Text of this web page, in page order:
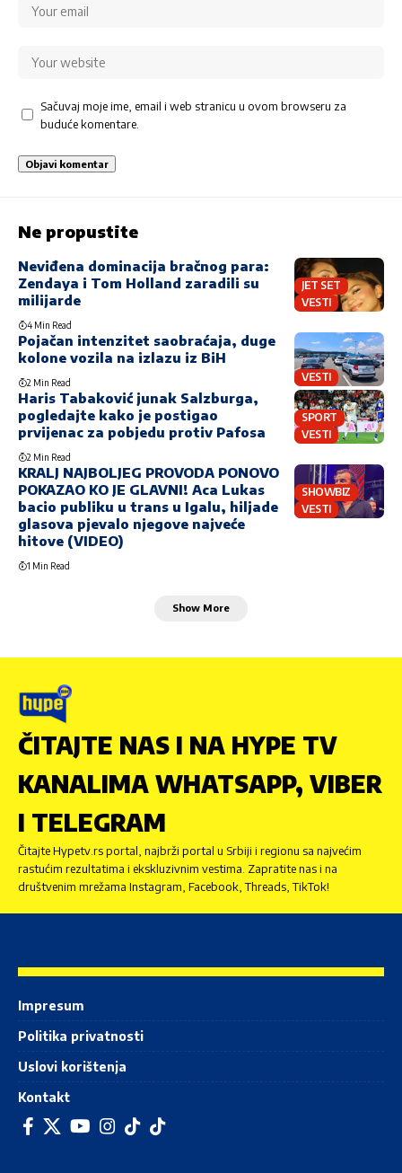
Sačuvaj moje ime, email i web stranicu u ovom browseru za
buduće komentare.
Ne propustite
JET SET
VESTI
Neviđena dominacija bračnog para:
Zendaya i Tom Holland zaradili su
milijarde
4 Min Read
VESTI
Pojačan intenzitet saobraćaja, duge
kolone vozila na izlazu iz BiH
2 Min Read
SPORT
VESTI
Haris Tabaković junak Salzburga,
pogledajte kako je postigao
prvijenac za pobjedu protiv Pafosa
2 Min Read
SHOWBIZ
VESTI
KRALJ NAJBOLJEG PROVODA PONOVO
POKAZAO KO JE GLAVNI! Aca Lukas
bacio publiku u trans u Igalu, hiljade
glasova pjevalo njegove najveće
hitove (VIDEO)
1 Min Read
Show More
ČITAJTE NAS I NA HYPE TV
KANALIMA WHATSAPP, VIBER
I TELEGRAM
Čitajte Hypetv.rs portal, najbrži portal u Srbiji i regionu sa najvećim
rastućim rezultatima i ekskluzivnim vestima. Zapratite nas i na
društvenim mrežama Instagram, Facebook, Threads, TikTok!
Impresum
Politika privatnosti
Uslovi korištenja
Kontakt